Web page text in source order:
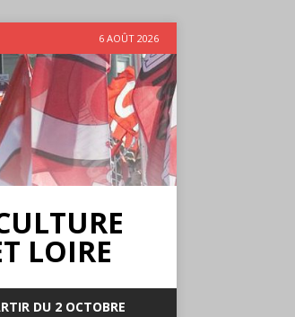
6 AOÛT 2026
LOIRE
DU 2 OCTOBRE